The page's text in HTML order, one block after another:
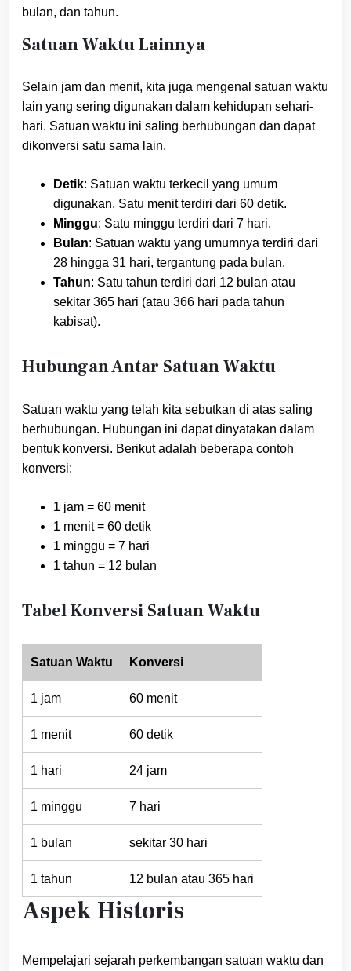
bulan, dan tahun.
Satuan Waktu Lainnya
Selain jam dan menit, kita juga mengenal satuan waktu
lain yang sering digunakan dalam kehidupan sehari-
hari. Satuan waktu ini saling berhubungan dan dapat
dikonversi satu sama lain.
Detik: Satuan waktu terkecil yang umum
digunakan. Satu menit terdiri dari 60 detik.
Minggu: Satu minggu terdiri dari 7 hari.
Bulan: Satuan waktu yang umumnya terdiri dari
28 hingga 31 hari, tergantung pada bulan.
Tahun: Satu tahun terdiri dari 12 bulan atau
sekitar 365 hari (atau 366 hari pada tahun
kabisat).
Hubungan Antar Satuan Waktu
Satuan waktu yang telah kita sebutkan di atas saling
berhubungan. Hubungan ini dapat dinyatakan dalam
bentuk konversi. Berikut adalah beberapa contoh
konversi:
1 jam = 60 menit
1 menit = 60 detik
1 minggu = 7 hari
1 tahun = 12 bulan
Tabel Konversi Satuan Waktu
Satuan Waktu Konversi
1 jam 60 menit
1 menit 60 detik
1 hari 24 jam
1 minggu 7 hari
1 bulan sekitar 30 hari
1 tahun 12 bulan atau 365 hari
Aspek Historis
Mempelajari sejarah perkembangan satuan waktu dan